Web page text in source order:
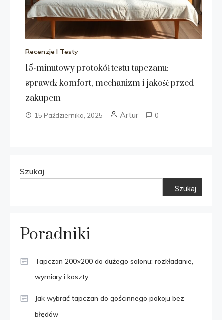
Recenzje I Testy
15-minutowy protokół testu tapczanu:
sprawdź komfort, mechanizm i jakość przed
zakupem
15 Października, 2025 Artur 0
Szukaj
Szukaj
Poradniki
Tapczan 200×200 do dużego salonu: rozkładanie,
wymiary i koszty
Jak wybrać tapczan do gościnnego pokoju bez
błędów